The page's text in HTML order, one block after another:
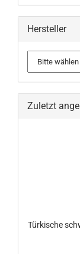
Hersteller
Zuletzt
Türkische